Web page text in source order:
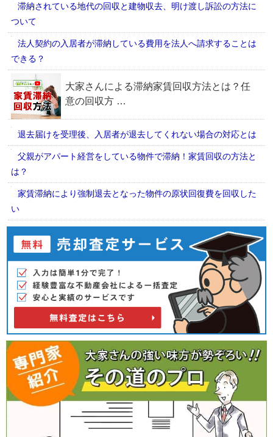
滞納されている地代の回収と建物収去、明け渡し訴訟の方法に
ついて
法人契約の入居者が滞納している費用を法人へ請求することは
できる？
退去届けを受理後、入居者が退去してくれない場合の対応とは
父親がアパート経営をしている物件で滞納！家賃回収の方法と
は？
家賃滞納により強制退去となった物件の原状回復費を回収した
い